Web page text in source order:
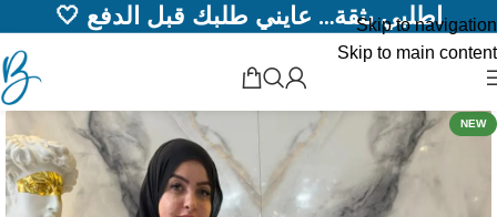
Skip to navigation
Skip to main content
اطلبي بثقة… عايني طلبك قبل الدفع 🤍
NEW